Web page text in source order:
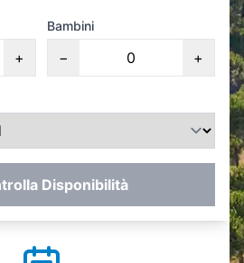
+
Bambini
− +
Disponibilità